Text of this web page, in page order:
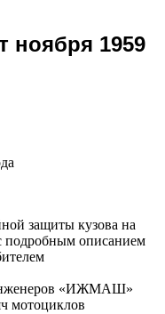
ноября 1959
защиты кузова на
подробным описанием
инженеров «ИЖМАШ»
мотоциклов